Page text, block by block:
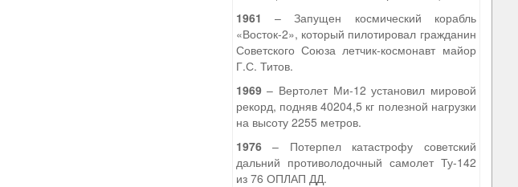
1961 – Запущен космический корабль
«Восток-2», который пилотировал гражданин
Советского Союза летчик-космонавт майор
Г.С. Титов.
1969– Вертолет Ми-12 установил мировой
рекорд, подняв 40204,5 кг полезной нагрузки
на высоту 2255 метров.
1976– Потерпел катастрофу советский
дальний противолодочный самолет Ту-142
из 76 ОПЛАП ДД.